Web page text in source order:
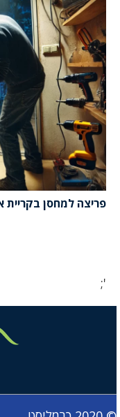
פריצה למחסן בקריית
';